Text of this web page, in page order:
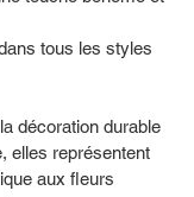
tous les styles
décoration durable
elles représentent
aux fleurs